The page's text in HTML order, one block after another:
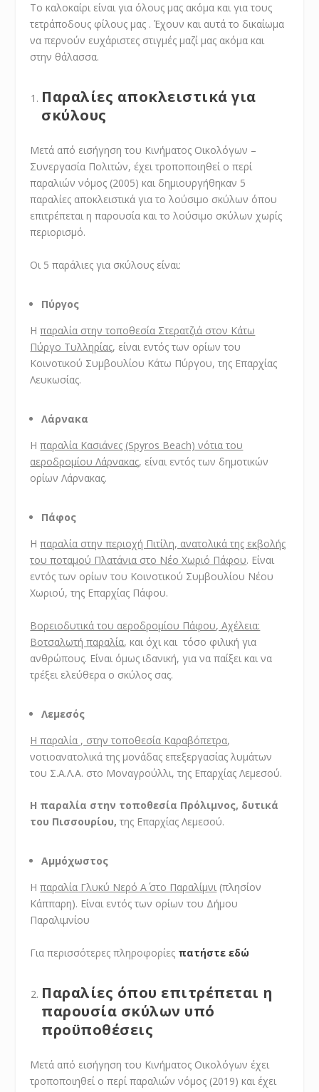
Το καλοκαίρι είναι για όλους μας ακόμα και για τους
τετράποδους φίλους μας . Έχουν και αυτά το δικαίωμα
να περνούν ευχάριστες στιγμές μαζί μας ακόμα και
στην θάλασσα.
Παραλίες αποκλειστικά για
σκύλους
Μετά από εισήγηση του Κινήματος Οικολόγων –
Συνεργασία Πολιτών, έχει τροποποιηθεί ο περί
παραλιών νόμος (2005) και δημιουργήθηκαν 5
παραλίες αποκλειστικά για το λούσιμο σκύλων όπου
επιτρέπεται η παρουσία και το λούσιμο σκύλων χωρίς
περιορισμό.
Οι 5 παράλιες για σκύλους είναι:
Πύργος
Ηπαραλία στην τοποθεσία Στερατζιά στον Κάτω
Πύργο Τυλληρίας, είναι εντός των ορίων του
Κοινοτικού Συμβουλίου Κάτω Πύργου, της Επαρχίας
Λευκωσίας.
Λάρνακα
Ηπαραλία Κασιάνες (Spyros Beach) νότια του
αεροδρομίου Λάρνακας, είναι εντός των δημοτικών
ορίων Λάρνακας.
Πάφος
Ηπαραλία στην περιοχή Πιτίλη, ανατολικά της εκβολής
του ποταμού Πλατάνια στο Νέο Χωριό Πάφου. Είναι
εντός των ορίων του Κοινοτικού Συμβουλίου Νέου
Χωριού, της Επαρχίας Πάφου.
Βορειοδυτικά του αεροδρομίου Πάφου, Αχέλεια:
Βοτσαλωτή παραλία, και όχι και τόσο φιλική για
ανθρώπους. Είναι όμως ιδανική, για να παίξει και να
τρέξει ελεύθερα ο σκύλος σας.
Λεμεσός
Η παραλία , στην τοποθεσία Καραβόπετρα,
νοτιοανατολικά της μονάδας επεξεργασίας λυμάτων
του Σ.Α.Λ.Α. στο Μοναγρούλλι, της Επαρχίας Λεμεσού.
Η παραλία στην τοποθεσία Πρόλιμνος, δυτικά
του Πισσουρίου, της Επαρχίας Λεμεσού.
Αμμόχωστος
Ηπαραλία Γλυκύ Νερό Α΄ στο Παραλίμνι(πλησίον
Κάππαρη). Είναι εντός των ορίων του Δήμου
Παραλιμνίου
Για περισσότερες πληροφορίες πατήστε εδώ
Παραλίες όπου επιτρέπεται η
παρουσία σκύλων υπό
προϋποθέσεις
Μετά από εισήγηση του Κινήματος Οικολόγων έχει
τροποποιηθεί ο περί παραλιών νόμος (2019) και έχει